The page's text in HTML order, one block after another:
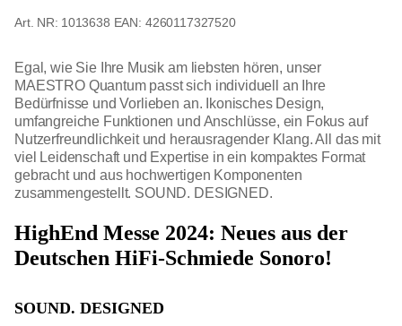
1013638 EAN: 4260117327520
Egal, wie Sie Ihre Musik am liebsten hören, unser
MAESTRO Quantum passt sich individuell an Ihre
Bedürfnisse und Vorlieben an. Ikonisches Design,
umfangreiche Funktionen und Anschlüsse, ein Fokus auf
Nutzerfreundlichkeit und herausragender Klang. All das mit
viel Leidenschaft und Expertise in ein kompaktes Format
gebracht und aus hochwertigen Komponenten
zusammengestellt. SOUND. DESIGNED.
HighEnd Messe 2024: Neues aus der
Deutschen HiFi-Schmiede Sonoro!
SOUND. DESIGNED